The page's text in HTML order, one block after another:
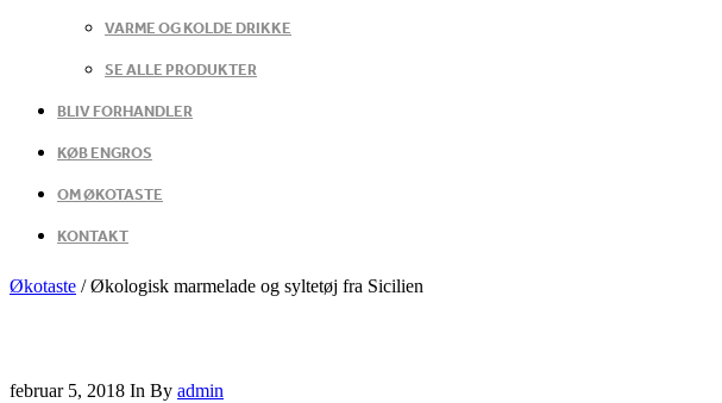
VARME OG KOLDE DRIKKE
SE ALLE PRODUKTER
BLIV FORHANDLER
KØB ENGROS
OM ØKOTASTE
KONTAKT
Økotaste /Økologisk marmelade og syltetøj fra Sicilien
februar 5, 2018 In By admin